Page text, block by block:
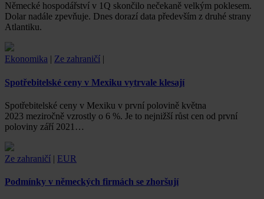
Německé hospodářství v 1Q skončilo nečekaně velkým poklesem.
Dolar nadále zpevňuje. Dnes dorazí data především z druhé strany
Atlantiku.
Ekonomika Ze zahraničí
Spotřebitelské ceny v Mexiku vytrvale klesají
Spotřebitelské ceny v Mexiku v první polovině května
2023 meziročně vzrostly o 6 %. Je to nejnižší růst cen od první
poloviny září 2021…
Ze zahraničí | EUR
Podmínky v německých firmách se zhoršují